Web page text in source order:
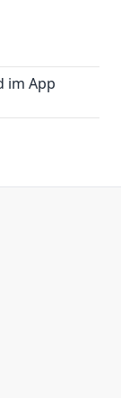
im App